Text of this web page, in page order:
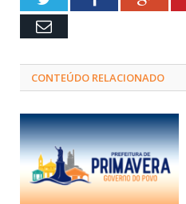
Email
CONTEÚDO RELACIONADO